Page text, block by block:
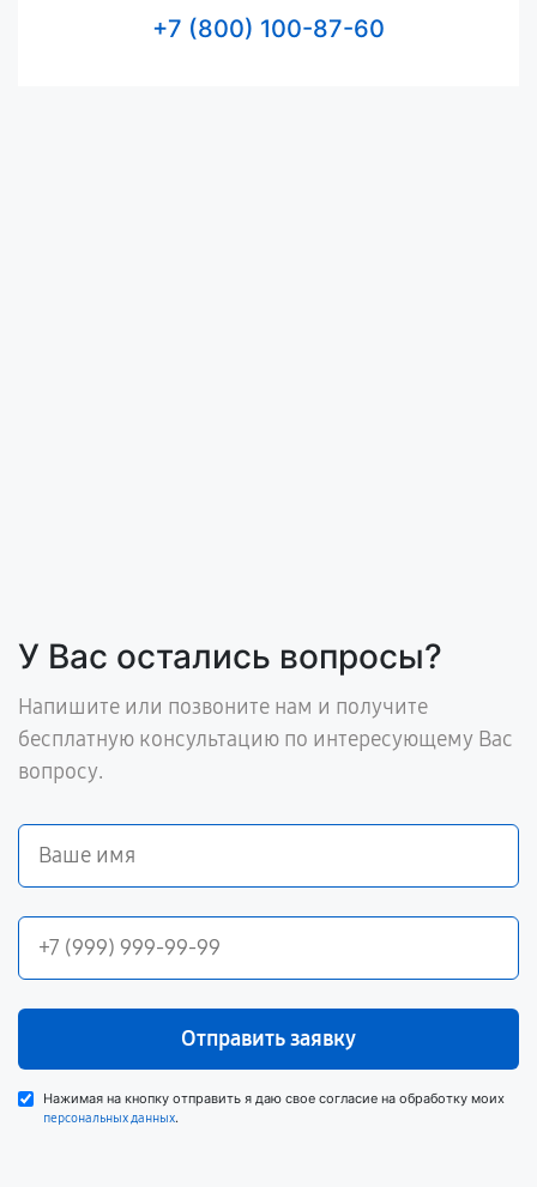
+7 (800) 100-87-60
У Вас остались вопросы?
Напишите или позвоните нам и получите
бесплатную консультацию по интересующему Вас
вопросу.
Отправить заявку
Нажимая на кнопку отправить я даю свое согласие на обработку моих
персональных данных.